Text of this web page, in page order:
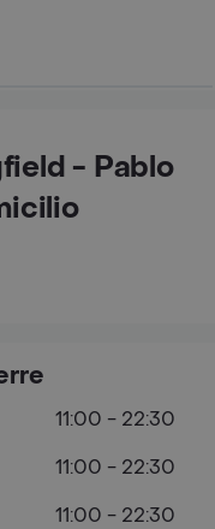
- Pablo
11:00 - 22:30
11:00 - 22:30
11:00 - 22:30